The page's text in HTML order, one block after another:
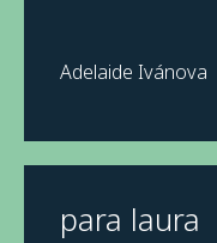
Adelaide Ivánova
para laura